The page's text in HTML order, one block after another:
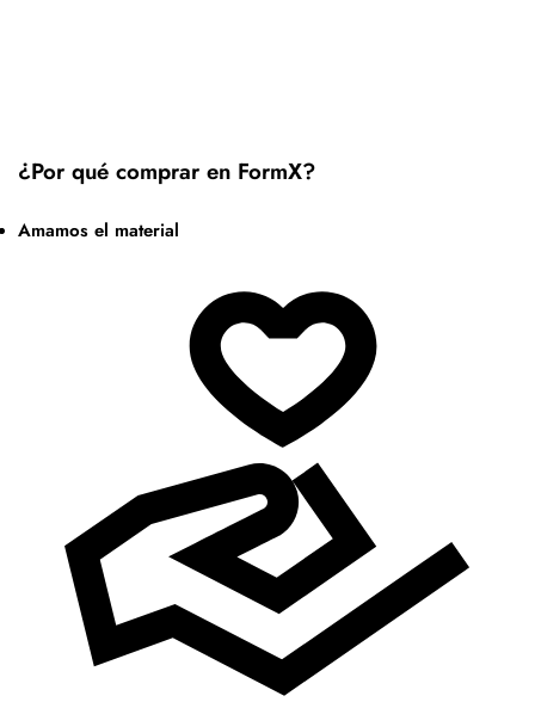
¿Por qué comprar en FormX?
Amamos el material